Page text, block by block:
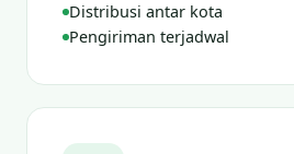
Distribusi antar kota
Pengiriman terjadwal